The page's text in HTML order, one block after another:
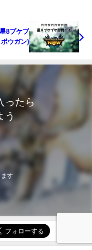
8プケプ
ウガン)
ったら
う
ます